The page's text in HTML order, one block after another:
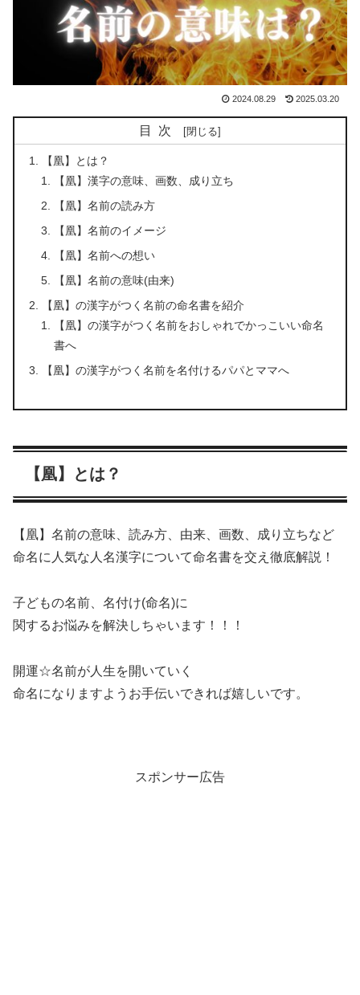
2024.08.29 2025.03.20
目次
【凰】とは？
【凰】漢字の意味、画数、成り立ち
【凰】名前の読み方
【凰】名前のイメージ
【凰】名前への想い
【凰】名前の意味(由来)
【凰】の漢字がつく名前の命名書を紹介
【凰】の漢字がつく名前をおしゃれでかっこいい命名
書へ
【凰】の漢字がつく名前を名付けるパパとママへ
【凰】とは？
【凰】名前の意味、読み方、由来、画数、成り立ちなど
命名に人気な人名漢字について命名書を交え徹底解説！
子どもの名前、名付け(命名)に
関するお悩みを解決しちゃいます！！！
開運☆名前が人生を開いていく
命名になりますようお手伝いできれば嬉しいです。
スポンサー広告